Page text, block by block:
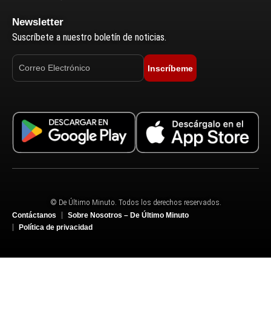
Newsletter
Suscríbete a nuestro boletín de noticias.
Inscríbeme
© De Último Minuto. Todos los derechos reservados.
Contáctanos
Sobre Nosotros – De Último Minuto
Política de privacidad